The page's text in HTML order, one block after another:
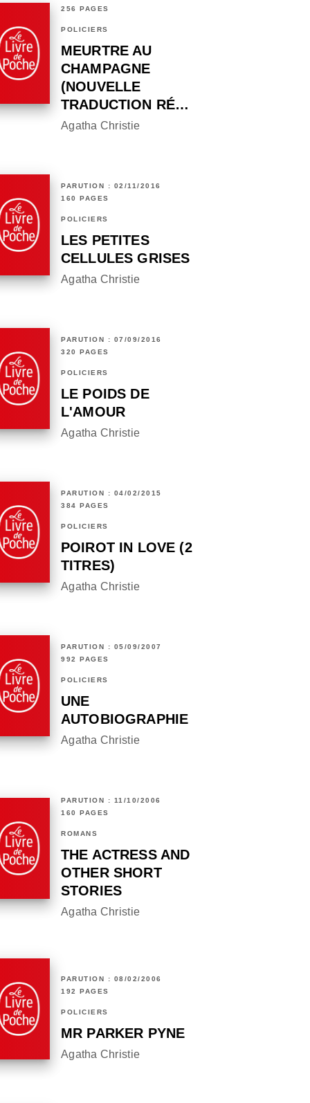
256 PAGES
POLICIERS
MEURTRE AU
CHAMPAGNE
(NOUVELLE
TRADUCTION RÉ…
Agatha Christie
PARUTION : 02/11/2016
160 PAGES
POLICIERS
LES PETITES
CELLULES GRISES
Agatha Christie
PARUTION : 07/09/2016
320 PAGES
POLICIERS
LE POIDS DE
L'AMOUR
Agatha Christie
PARUTION : 04/02/2015
384 PAGES
POLICIERS
POIROT IN LOVE (2
TITRES)
Agatha Christie
PARUTION : 05/09/2007
992 PAGES
POLICIERS
UNE
AUTOBIOGRAPHIE
Agatha Christie
PARUTION : 11/10/2006
160 PAGES
ROMANS
THE ACTRESS AND
OTHER SHORT
STORIES
Agatha Christie
PARUTION : 08/02/2006
192 PAGES
POLICIERS
MR PARKER PYNE
Agatha Christie